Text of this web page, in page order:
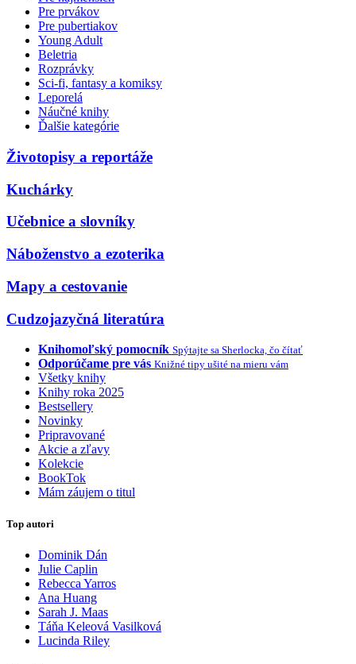
Pre prvákov
Pre pubertiakov
Young Adult
Beletria
Rozprávky
Sci-fi, fantasy a komiksy
Leporelá
Náučné knihy
Ďalšie kategórie
Životopisy a reportáže
Kuchárky
Učebnice a slovníky
Náboženstvo a ezoterika
Mapy a cestovanie
Cudzojazyčná literatúra
Knihomoľský pomocník Spýtajte sa Sherlocka, čo čítať
Odporúčame pre vás Knižné tipy ušité na mieru vám
Všetky knihy
Knihy roka 2025
Bestsellery
Novinky
Pripravované
Akcie a zľavy
Kolekcie
BookTok
Mám záujem o titul
Top autori
Dominik Dán
Julie Caplin
Rebecca Yarros
Ana Huang
Sarah J. Maas
Táňa Keleová Vasilková
Lucinda Riley